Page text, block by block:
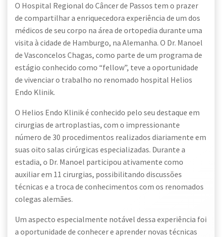
O Hospital Regional do Câncer de Passos tem o prazer
de compartilhar a enriquecedora experiência de um dos
médicos de seu corpo na área de ortopedia durante uma
visita à cidade de Hamburgo, na Alemanha. O Dr. Manoel
de Vasconcelos Chagas, como parte de um programa de
estágio conhecido como “fellow”, teve a oportunidade
de vivenciar o trabalho no renomado hospital Helios
Endo Klinik.
O Helios Endo Klinik é conhecido pelo seu destaque em
cirurgias de artroplastias, com o impressionante
número de 30 procedimentos realizados diariamente em
suas oito salas cirúrgicas especializadas. Durante a
estadia, o Dr. Manoel participou ativamente como
auxiliar em 11 cirurgias, possibilitando discussões
técnicas e a troca de conhecimentos com os renomados
colegas alemães.
Um aspecto especialmente notável dessa experiência foi
a oportunidade de conhecer e aprender novas técnicas